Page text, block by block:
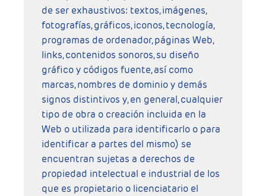
de ser exhaustivos: textos, imágenes,
fotografías, gráficos, iconos, tecnología,
programas de ordenador, páginas Web,
links, contenidos sonoros, su diseño
gráfico y códigos fuente, así como
marcas, nombres de dominio y demás
signos distintivos y, en general, cualquier
tipo de obra o creación incluida en la
Web o utilizada para identificarlo o para
identificar a partes del mismo) se
encuentran sujetas a derechos de
propiedad intelectual e industrial de los
que es propietario o licenciatario el